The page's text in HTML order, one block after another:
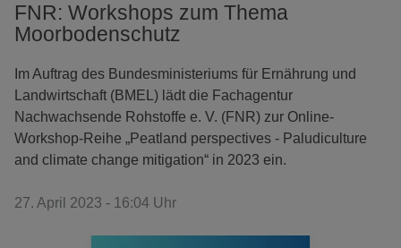
FNR: Workshops zum Thema
Moorbodenschutz
Im Auftrag des Bundesministeriums für Ernährung und
Landwirtschaft (BMEL) lädt die Fachagentur
Nachwachsende Rohstoffe e. V. (FNR) zur Online-
Workshop-Reihe „Peatland perspectives - Paludiculture
and climate change mitigation“ in 2023 ein.
27. April 2023 - 16:04 Uhr